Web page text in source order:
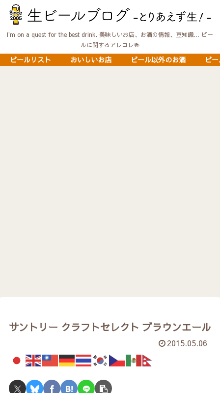
I'm on a quest for the best drink. 美味しいお店、お酒の情報、豆知識… ビー
ルに関するアレコレ🍻
ビールリスト おいしいお店 ビール以外のお酒 ビ
サントリー クラフトセレクト ブラウンエール
2015.05.06